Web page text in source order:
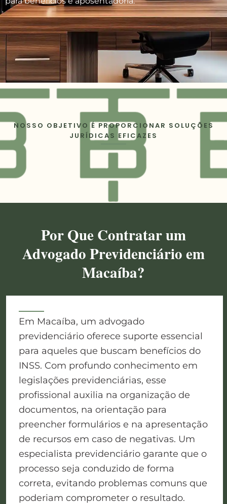
NOSSO OBJETIVO É PROPORCIONAR SOLUÇÕES
JURÍDICAS EFICAZES
Por Que Contratar um
Advogado Previdenciário em
Macaíba?
Em Macaíba, um advogado
previdenciário oferece suporte essencial
para aqueles que buscam benefícios do
INSS. Com profundo conhecimento em
legislações previdenciárias, esse
profissional auxilia na organização de
documentos, na orientação para
preencher formulários e na apresentação
de recursos em caso de negativas. Um
especialista previdenciário garante que o
processo seja conduzido de forma
correta, evitando problemas comuns que
poderiam comprometer o resultado.